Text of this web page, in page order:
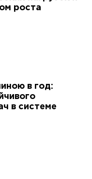
роста
в год:
в системе